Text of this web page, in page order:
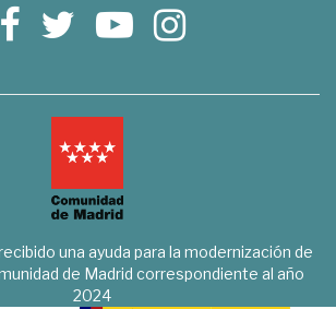
una ayuda para la modernización de
de Madrid correspondiente al año
2024